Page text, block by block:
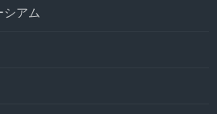
シアム